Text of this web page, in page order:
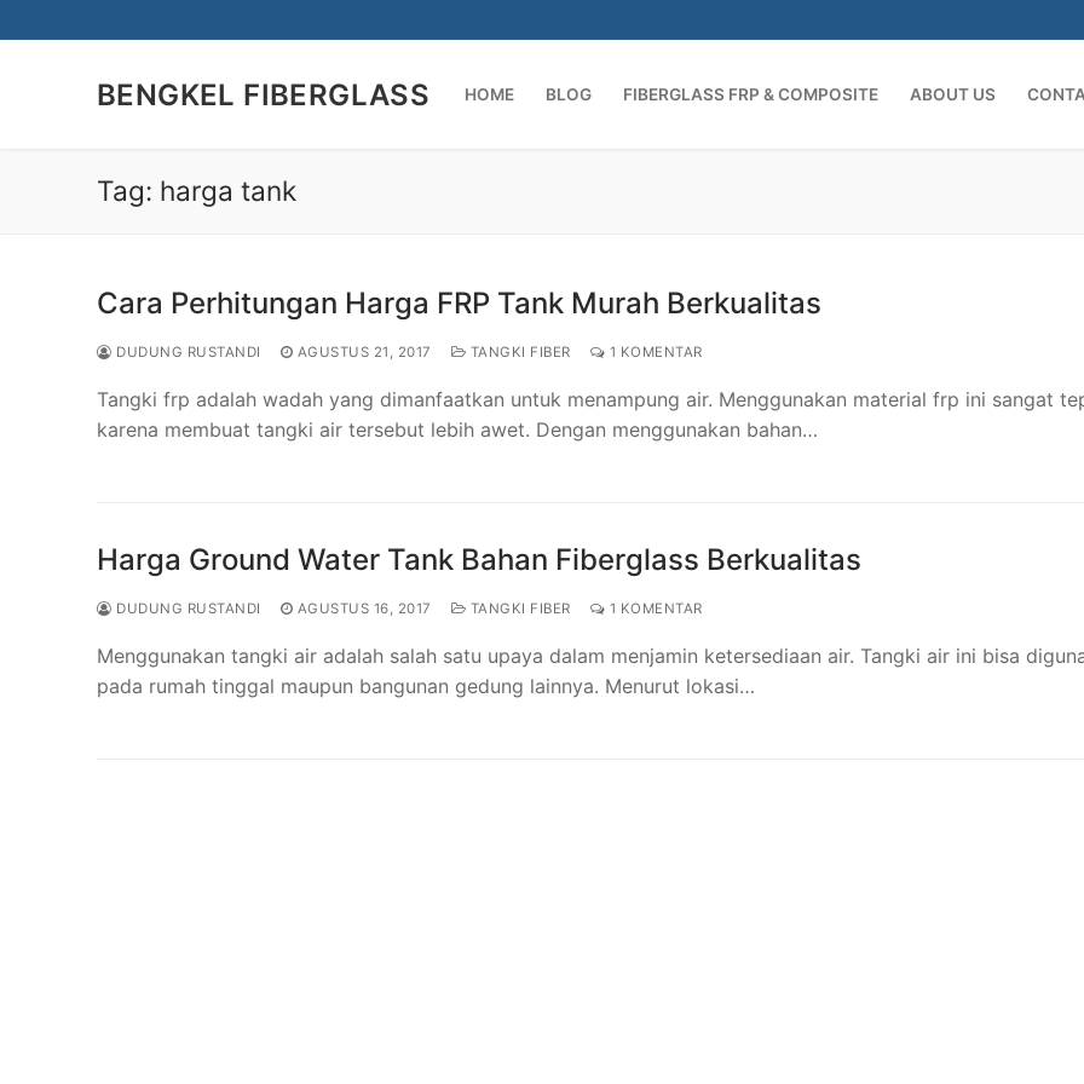
ke
BENGKEL FIBERGLASS HOME BLOG FIBERGLASS FRP & COMPOSITE ABOUT US
Tag: harga tank
Cara Perhitungan Harga FRP Tank Murah Berkualitas
DUDUNG RUSTANDI AGUSTUS 21, 2017 TANGKI FIBER 1 KOMENTAR
Tangki frp adalah wadah yang dimanfaatkan untuk menampung air. Menggunakan material frp ini sangat
karena membuat tangki air tersebut lebih awet. Dengan menggunakan bahan…
Harga Ground Water Tank Bahan Fiberglass Berkualitas
DUDUNG RUSTANDI AGUSTUS 16, 2017 TANGKI FIBER 1 KOMENTAR
Menggunakan tangki air adalah salah satu upaya dalam menjamin ketersediaan air. Tangki air ini bisa
pada rumah tinggal maupun bangunan gedung lainnya. Menurut lokasi…